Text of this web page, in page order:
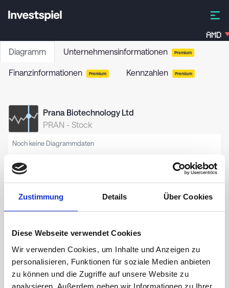
Zustimmung Details Über Cookies
Diese Webseite verwendet Cookies
Wir verwenden Cookies, um Inhalte und Anzeigen zu
personalisieren, Funktionen für soziale Medien anbieten
zu können und die Zugriffe auf unsere Website zu
analysieren. Außerdem geben wir Informationen zu Ihrer
AMD
Diagramm Unternehmensinformationen Premium
Finanzinformationen Premium Kennzahlen Premium
Prana Biotechnology Ltd
PRAN - Stock
Noch keine Diagrammdaten